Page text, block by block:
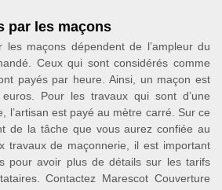
par les maçons
les maçons dépendent de l’ampleur du
Ceux qui sont considérés comme
payés par heure. Ainsi, un maçon est
Pour les travaux qui sont d’une
l’artisan est payé au mètre carré. Sur ce
de la tâche que vous aurez confiée au
travaux de maçonnerie, il est important
pour avoir plus de détails sur les tarifs
Contactez Marescot Couverture